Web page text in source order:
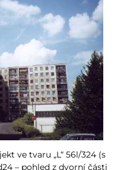
ve tvaru „L“ 56l/324 (s
– pohled z dvorní části